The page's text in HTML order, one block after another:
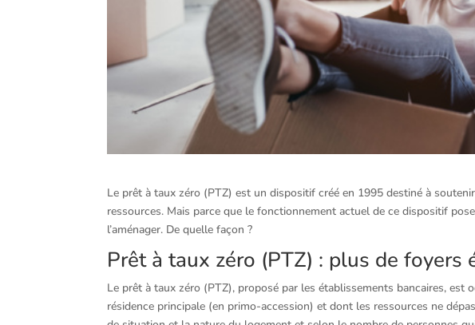
Le prêt à taux zéro (PTZ) est un dispositif créé en 1995 destiné à
ressources. Mais parce que le fonctionnement actuel de ce dispositif
l’aménager. De quelle façon ?
Prêt à taux zéro (PTZ) : plus de foyers
Le prêt à taux zéro (PTZ), proposé par les établissements bancaires,
résidence principale (en primo-accession) et dont les ressources ne